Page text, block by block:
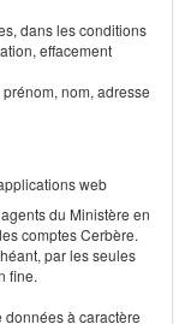
dans les conditions
effacement
nom, adresse
web
du Ministère en
comptes Cerbère.
par les seules
fine.
données à caractère